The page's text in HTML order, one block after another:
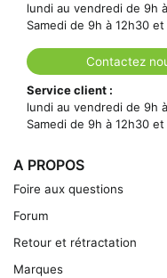
lundi au vendredi de 9h
Samedi de 9h à 12h30
Contactez
Service client :
lundi au vendredi de 9h
Samedi de 9h à 12h30
A PROPOS
Foire aux questions
Forum
Retour et rétractation
Marques